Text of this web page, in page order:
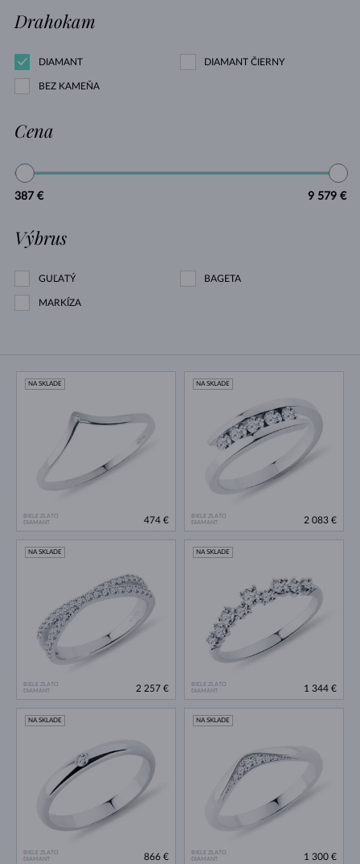
Drahokam
DIAMANT DIAMANT ČIERNY
BEZ KAMEŇA
Cena
387 € 9 579 €
Výbrus
GUĽATÝ BAGETA
MARKÍZA
BIELE ZLATO
DIAMANT
NA SKLADE
474 €
BIELE ZLATO
DIAMANT
NA SKLADE
2 083 €
BIELE ZLATO
DIAMANT
NA SKLADE
2 257 €
BIELE ZLATO
DIAMANT
NA SKLADE
1 344 €
BIELE ZLATO
DIAMANT
NA SKLADE
866 €
BIELE ZLATO
DIAMANT
NA SKLADE
1 300 €